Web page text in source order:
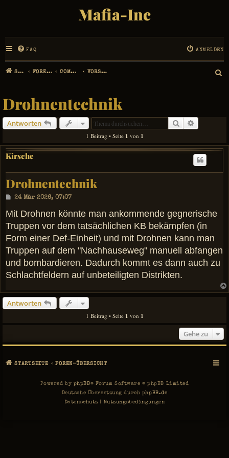
Mafia-Inc
FAQ ANMELDEN
STARTSEITE FOREN-ÜBERSICHT COMMUNITY MANAGEMENT VORSCHLÄGE, IDEEN UND ERWEITERUNGEN
E
Drohnentechnik
Antworten Suche
1 Beitrag • Seite 1 von 1
Kirsche
Drohnentechnik
B
i
t
r
g
24 Mär 2026, 07:07
Mit Drohnen könnte man ankommende gegnerische
Truppen vor dem tatsächlichen KB bekämpfen (in
Form einer Def-Einheit) und mit Drohnen kann man
Truppen auf dem "Nachhauseweg" manuell abfangen
und bombardieren. Dadurch kommt es dann auch zu
Schlachtfeldern auf unbeteiligten Distrikten.
Antworten
1 Beitrag • Seite 1 von 1
Gehe zu
STARTSEITE FOREN-ÜBERSICHT
Powered by phpBB® Forum Software © phpBB Limited
Deutsche Übersetzung durch phpBB.de
Datenschutz | Nutzungsbedingungen